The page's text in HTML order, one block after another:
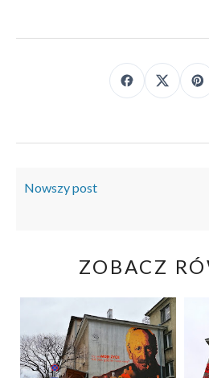
Nowszy post
ZOBACZ